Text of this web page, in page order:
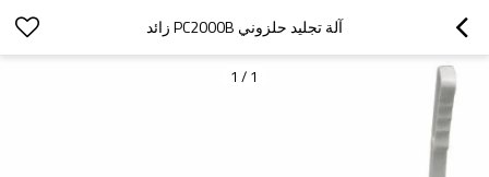
آلة تجليد حلزوني PC2000B زائد
1
/
1